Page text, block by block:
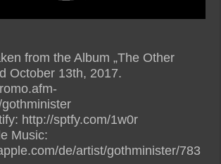
from the Album „The Other
October 13th, 2017.
http://sptfy.com/1w0r
Music:
de/artist/gothminister/783